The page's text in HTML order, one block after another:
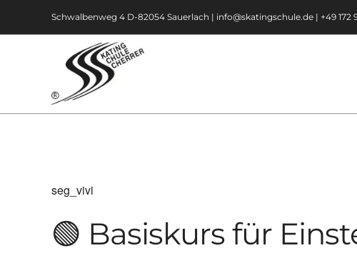
Schwalbenweg 4 D-82054 Sauerlach | info@skatingschule.de | +49 172
seg_vivi
🟢 Basiskurs für